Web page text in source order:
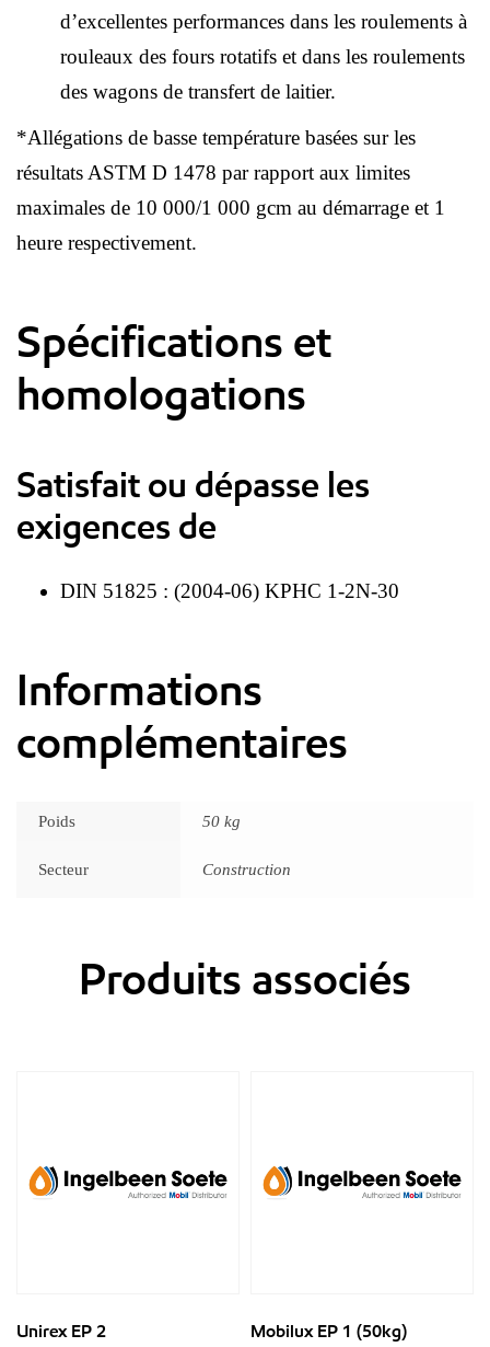
d’excellentes performances dans les roulements à
rouleaux des fours rotatifs et dans les roulements
des wagons de transfert de laitier.
*Allégations de basse température basées sur les
résultats ASTM D 1478 par rapport aux limites
maximales de 10 000/1 000 gcm au démarrage et 1
heure respectivement.
Spécifications et
homologations
Satisfait ou dépasse les
exigences de
DIN 51825 : (2004-06) KPHC 1-2N-30
Informations
complémentaires
Poids 50 kg
Secteur Construction
Produits associés
Unirex EP 2 Mobilux EP 1 (50kg)